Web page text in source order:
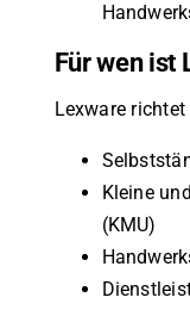
Für wen ist
Lexware
Kleine
(KMU)